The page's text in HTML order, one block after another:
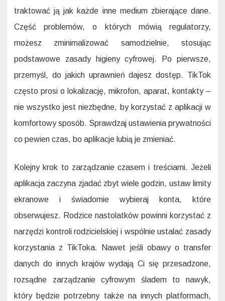
traktować ją jak każde inne medium zbierające dane.
Część problemów, o których mówią regulatorzy,
możesz zminimalizować samodzielnie, stosując
podstawowe zasady higieny cyfrowej. Po pierwsze,
przemyśl, do jakich uprawnień dajesz dostęp. TikTok
często prosi o lokalizację, mikrofon, aparat, kontakty –
nie wszystko jest niezbędne, by korzystać z aplikacji w
komfortowy sposób. Sprawdzaj ustawienia prywatności
co pewien czas, bo aplikacje lubią je zmieniać.
Kolejny krok to zarządzanie czasem i treściami. Jeżeli
aplikacja zaczyna zjadać zbyt wiele godzin, ustaw limity
ekranowe i świadomie wybieraj konta, które
obserwujesz. Rodzice nastolatków powinni korzystać z
narzędzi kontroli rodzicielskiej i wspólnie ustalać zasady
korzystania z TikToka. Nawet jeśli obawy o transfer
danych do innych krajów wydają Ci się przesadzone,
rozsądne zarządzanie cyfrowym śladem to nawyk,
który będzie potrzebny także na innych platformach,